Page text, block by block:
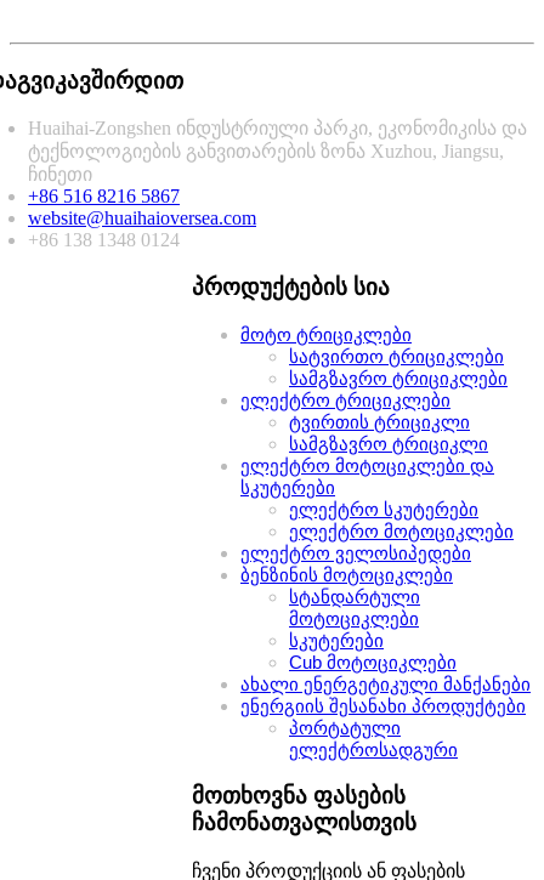
Huaihai-Zongshen ინდუსტრიული პარკი, ეკონომიკისა და
ტექნოლოგიების განვითარების ზონა Xuzhou, Jiangsu,
ჩინეთი
+86 516 8216 5867
website@huaihaioversea.com
+86 138 1348 0124
პროდუქტების სია
მოტო ტრიციკლები
სატვირთო ტრიციკლები
სამგზავრო ტრიციკლები
ელექტრო ტრიციკლები
ტვირთის ტრიციკლი
სამგზავრო ტრიციკლი
ელექტრო მოტოციკლები და
სკუტერები
ელექტრო სკუტერები
ელექტრო მოტოციკლები
ელექტრო ველოსიპედები
ბენზინის მოტოციკლები
სტანდარტული
მოტოციკლები
სკუტერები
Cub მოტოციკლები
ახალი ენერგეტიკული მანქანები
ენერგიის შესანახი პროდუქტები
პორტატული
ელექტროსადგური
მოთხოვნა ფასების
ჩამონათვალისთვის
ჩვენი პროდუქციის ან ფასების